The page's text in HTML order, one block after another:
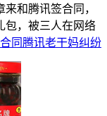
和腾讯签合同，
包，被三人在网络
同 腾讯老干妈纠纷